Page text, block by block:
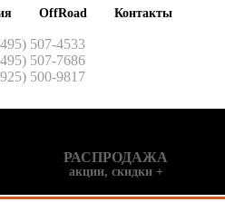
OffRoad Контакты
507-4533
507-7686
500-9817
РАСПРОДАЖА
акции, скидки +